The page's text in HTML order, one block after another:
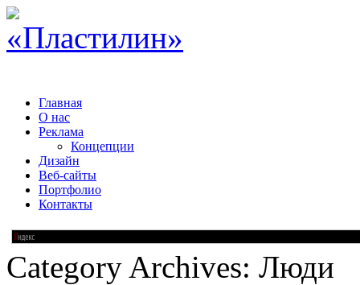
Главная
О нас
Реклама
Концепции
Дизайн
Веб-сайты
Портфолио
Контакты
Category Archives: Люди